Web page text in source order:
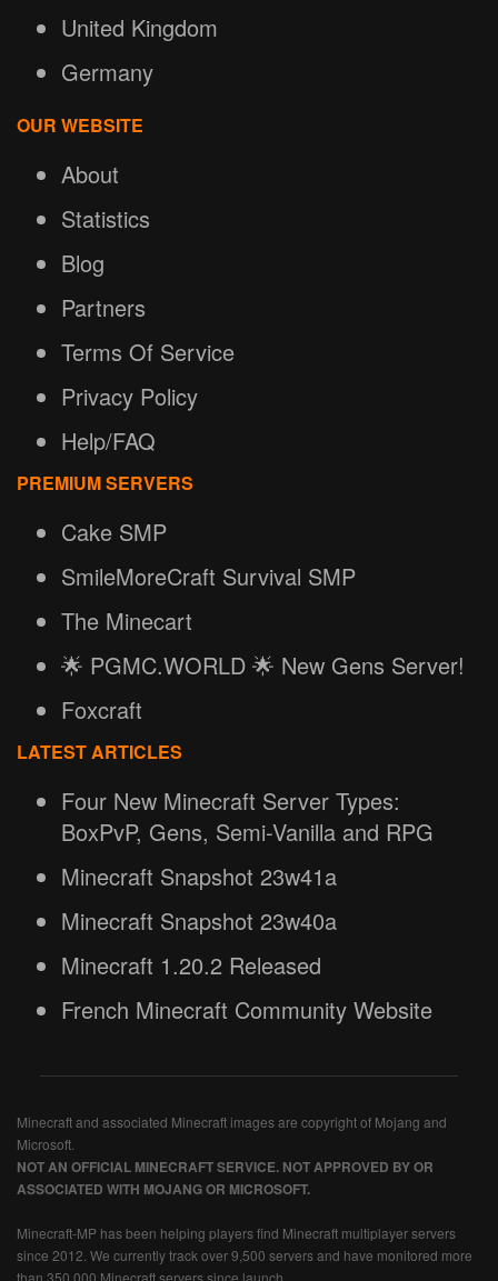
United Kingdom
Germany
OUR WEBSITE
About
Statistics
Blog
Partners
Terms Of Service
Privacy Policy
Help/FAQ
PREMIUM SERVERS
Cake SMP
SmileMoreCraft Survival SMP
The Minecart
🌟 PGMC.WORLD 🌟 New Gens Server!
Foxcraft
LATEST ARTICLES
Four New Minecraft Server Types:
BoxPvP, Gens, Semi-Vanilla and RPG
Minecraft Snapshot 23w41a
Minecraft Snapshot 23w40a
Minecraft 1.20.2 Released
French Minecraft Community Website
Minecraft and associated Minecraft images are copyright of Mojang and
Microsoft.
NOT AN OFFICIAL MINECRAFT SERVICE. NOT APPROVED BY OR
ASSOCIATED WITH MOJANG OR MICROSOFT.
Minecraft-MP has been helping players find Minecraft multiplayer servers
since 2012. We currently track over 9,500 servers and have monitored more
than 350,000 Minecraft servers since launch.